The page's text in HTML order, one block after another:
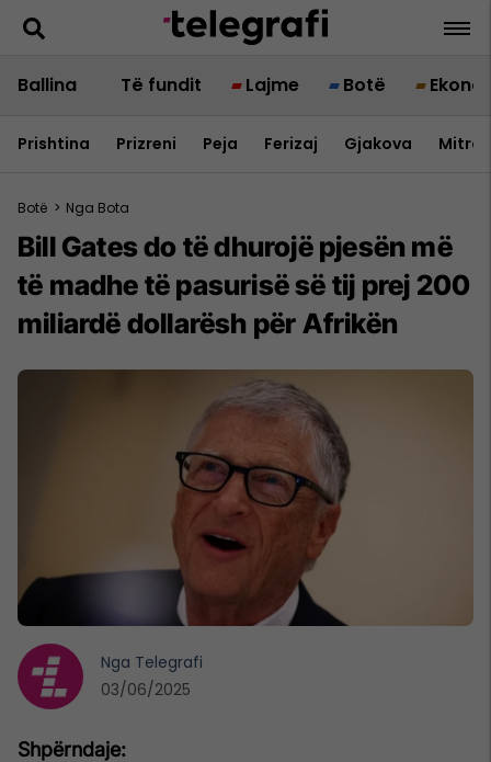
Ballina Të fundit Lajme Botë
Prishtina Prizreni Peja Ferizaj Gjakova
Botë > Nga Bota
Bill Gates do të dhurojë pjesën më
të madhe të pasurisë së tij prej 200
miliardë dollarësh për Afrikën
Nga Telegrafi
03/06/2025